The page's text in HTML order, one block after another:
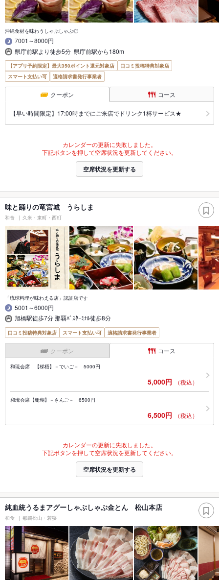
沖縄食材を味わうしゃぶしゃぶ◎
7001～8000円
県庁前駅より徒歩5分 県庁前駅から180m
【アプリ予約限定】最大350ポイント還元対象店
口コミ投稿特典対象店
スマート支払い可
適格請求書発行事業者
クーポン コース
【早い時間限定】17:00時までにご来店でドリンク1杯サービス★
カレンダーの更新に失敗しました。
下記ボタンを押して空席状況を更新してください。
空席状況を更新する
味と踊りの竜宮城 うらしま
和食 久米・東町・西町
「琉球料理が味わえる店」認証店です
5001～6000円
旭橋駅徒歩7分 那覇ﾊﾞｽﾀｰﾐﾅﾙ徒歩8分
口コミ投稿特典対象店 スマート支払い可 適格請求書発行事業者
クーポン コース
和琉会席 【梯梧】－でいご－ 5000円
5,000円 （税込）
和琉会席【珊瑚】－さんご－ 6500円
6,500円 （税込）
カレンダーの更新に失敗しました。
下記ボタンを押して空席状況を更新してください。
空席状況を更新する
純血統うるまアグーしゃぶしゃぶ金とん 松山本店
和食 那覇松山・若狭